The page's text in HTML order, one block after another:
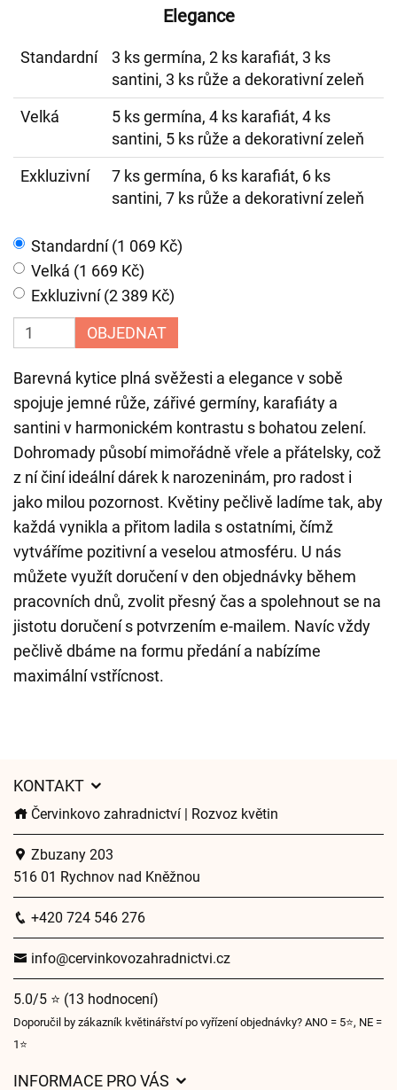
Elegance
Standardní
3 ks germína, 2 ks karafiát, 3 ks
santini, 3 ks růže a dekorativní zeleň
Velká
5 ks germína, 4 ks karafiát, 4 ks
santini, 5 ks růže a dekorativní zeleň
Exkluzivní
7 ks germína, 6 ks karafiát, 6 ks
santini, 7 ks růže a dekorativní zeleň
Standardní (1 069 Kč)
Velká (1 669 Kč)
Exkluzivní (2 389 Kč)
OBJEDNAT
Barevná kytice plná svěžesti a elegance v sobě
spojuje jemné růže, zářivé germíny, karafiáty a
santini v harmonickém kontrastu s bohatou zelení.
Dohromady působí mimořádně vřele a přátelsky, což
z ní činí ideální dárek k narozeninám, pro radost i
jako milou pozornost. Květiny pečlivě ladíme tak, aby
každá vynikla a přitom ladila s ostatními, čímž
vytváříme pozitivní a veselou atmosféru. U nás
můžete využít doručení v den objednávky během
pracovních dnů, zvolit přesný čas a spolehnout se na
jistotu doručení s potvrzením e-mailem. Navíc vždy
pečlivě dbáme na formu předání a nabízíme
maximální vstřícnost.
KONTAKT
Červinkovo zahradnictví | Rozvoz květin
Zbuzany 203
516 01 Rychnov nad Kněžnou
+420 724 546 276
info@cervinkovozahradnictvi.cz
5.0/5 ⭐ (13 hodnocení)
Doporučil by zákazník květinářství po vyřízení objednávky? ANO = 5⭐, NE =
1⭐
INFORMACE PRO VÁS